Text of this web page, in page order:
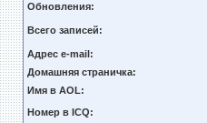
Обновления:
Всего записей:
Адрес e-mail:
Домашняя страничка:
Имя в AOL:
Номер в ICQ: